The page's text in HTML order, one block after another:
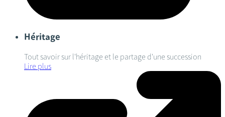
Héritage
Tout savoir sur l'héritage et le partage d'une succession
Lire plus